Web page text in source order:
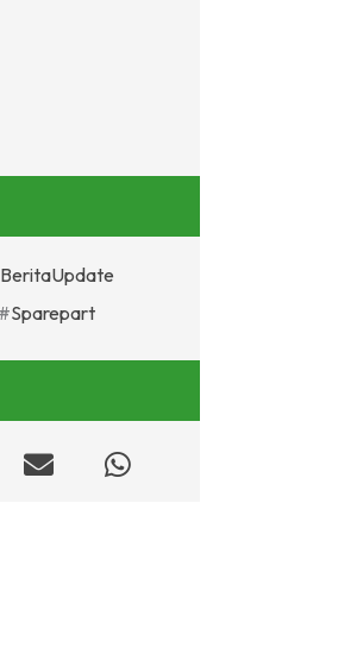
BeritaUpdate
Sparepart